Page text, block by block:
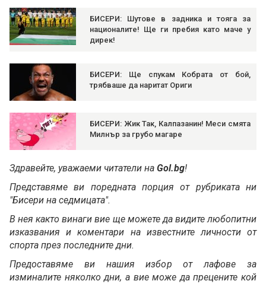
БИСЕРИ: Шутове в задника и тояга за
националите! Ще ги пребия като маче у
дирек!
БИСЕРИ: Ще спукам Кобрата от бой,
трябваше да наритат Ориги
БИСЕРИ: Жик Так, Калпазанин! Меси смята
Милнър за грубо магаре
Здравейте, уважаеми читатели на Gol.bg!
Представяме ви поредната порция от рубриката ни
"Бисери на седмицата".
В нея както винаги вие ще можете да видите любопитни
изказвания и коментари на известните личности от
спорта през последните дни.
Предоставяме ви нашия избор от лафове за
изминалите няколко дни, а вие може да прецените кой